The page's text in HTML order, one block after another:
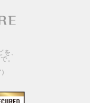
、
。